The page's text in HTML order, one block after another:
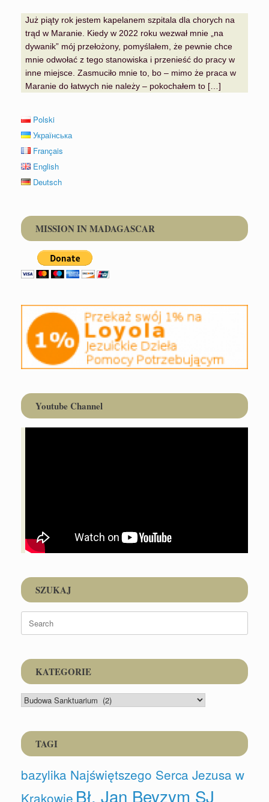
Już piąty rok jestem kapelanem szpitala dla chorych na
trąd w Maranie. Kiedy w 2022 roku wezwał mnie „na
dywanik” mój przełożony, pomyślałem, że pewnie chce
mnie odwołać z tego stanowiska i przenieść do pracy w
inne miejsce. Zasmuciło mnie to, bo – mimo że praca w
Maranie do łatwych nie należy – pokochałem to […]
Polski
Українська
Français
English
Deutsch
MISSION IN MADAGASCAR
Youtube Channel
SZUKAJ
Search
for:
KATEGORIE
KATEGORIE
TAGI
bazylika Najświętszego Serca Jezusa w
Krakowie Bł. Jan Beyzym SJ